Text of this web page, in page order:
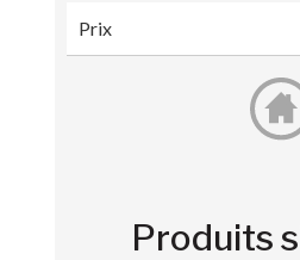
Produits